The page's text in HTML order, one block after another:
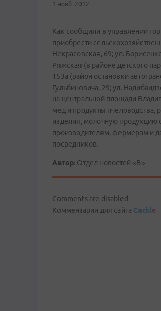
1 нояб. 2012
Как сообщили в управлении
приобрести
Некрасовская, 69; ул.
Ряжская (в районе детского
153а (район остановки
Гульбиновича, 29; ул.
на центральной площади
мед и продукты пчеловодства,
изделия, молочную продукцию
производителям, фермерам и
посредников.
Автор: Отдел новостей «В»
Comments are disabled
Комментарии для сайта Cackle